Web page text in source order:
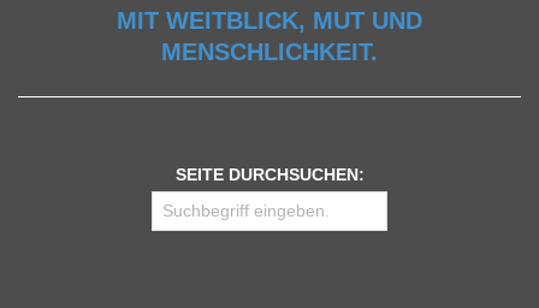
MIT WEITBLICK, MUT UND
MENSCHLICHKEIT.
SEITE DURCHSUCHEN: